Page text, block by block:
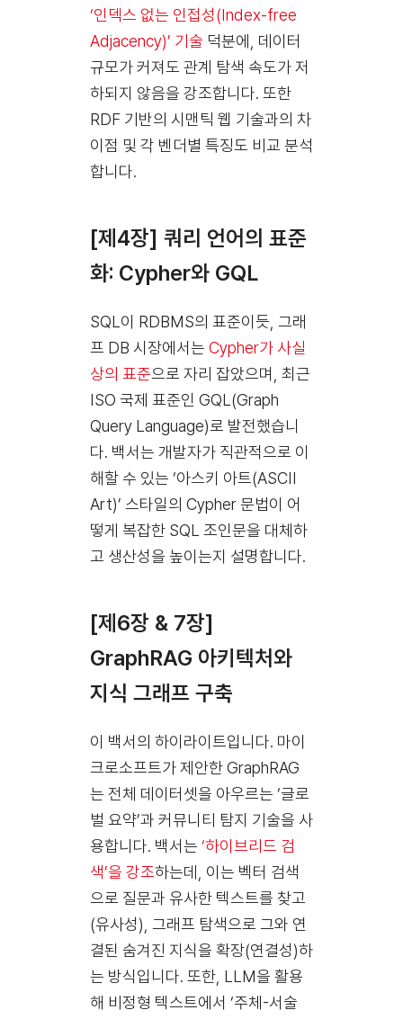
‘인덱스 없는 인접성(Index-free
Adjacency)’ 기술 덕분에, 데이터
규모가 커져도 관계 탐색 속도가 저
하되지 않음을 강조합니다. 또한
RDF 기반의 시맨틱 웹 기술과의 차
이점 및 각 벤더별 특징도 비교 분석
합니다.
[제4장] 쿼리 언어의 표준
화: Cypher와 GQL
SQL이 RDBMS의 표준이듯, 그래
프 DB 시장에서는 Cypher가 사실
상의 표준으로 자리 잡았으며, 최근
ISO 국제 표준인 GQL(Graph
Query Language)로 발전했습니
다. 백서는 개발자가 직관적으로 이
해할 수 있는 ‘아스키 아트(ASCII
Art)’ 스타일의 Cypher 문법이 어
떻게 복잡한 SQL 조인문을 대체하
고 생산성을 높이는지 설명합니다.
[제6장 & 7장]
GraphRAG 아키텍처와
지식 그래프 구축
이 백서의 하이라이트입니다. 마이
크로소프트가 제안한 GraphRAG
는 전체 데이터셋을 아우르는 ‘글로
벌 요약’과 커뮤니티 탐지 기술을 사
용합니다. 백서는 ‘하이브리드 검
색’을 강조하는데, 이는 벡터 검색
으로 질문과 유사한 텍스트를 찾고
(유사성), 그래프 탐색으로 그와 연
결된 숨겨진 지식을 확장(연결성)하
는 방식입니다. 또한, LLM을 활용
해 비정형 텍스트에서 ‘주체-서술